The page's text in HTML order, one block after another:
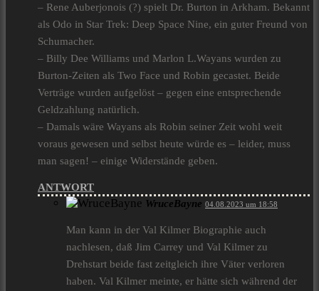
– Rene Auberjonois (?) spielt Dr. Burton in Arkham. Bekannt
als Odo in Star Trek: Deep Space Nine, ein guter Freund von
Schumacher.
– Billy Dee Williams und Marlon L.Wayans wurden zu
Burton-Zeiten als Two Face und Robin gecastet. Beide
Verträge wurden aufgelöst – gegen eine entsprechende
Geldzahlung natürlich.
– Damals wäre Wayans als Robin seiner Zeit wohl weit
voraus gewesen und selbst heute würde es – leider, muss
man sagen! – einige Widerstände geben.
ANTWORT
WruceBayne 04.08.2023 um 18:58
Man kann in der Val Kilmer Biographie auch
nachlesen, daß Jim Carrey und Val Kilmer zu
Drehstart beide fast zeitgleich ihre Väter verloren
haben. Val Kilmer meinte, er hätte sich während der